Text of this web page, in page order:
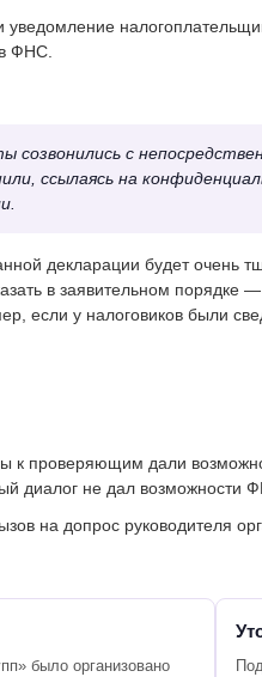
ФНС.
созвонились с
ссылаясь на
декларации будет очень
в заявительном
если у налоговиков были
к проверяющим дали
диалог не дал возможности
на допрос руководителя
было организовано